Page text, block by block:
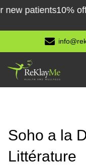
Skip
content
patients10% off
Soho a la
Littérature